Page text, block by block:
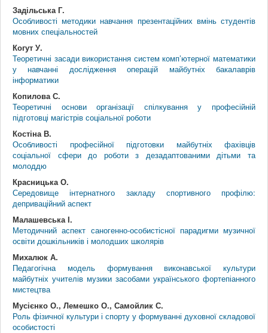
Задільська Г.
Особливості методики навчання презентаційних вмінь студентів
мовних спеціальностей
Когут У.
Теоретичні засади використання систем комп’ютерної математики
у навчанні дослідження операцій майбутніх бакалаврів
інформатики
Копилова С.
Теоретичні основи організації спілкування у професійній
підготовці магістрів соціальної роботи
Костіна В.
Особливості професійної підготовки майбутніх фахівців
соціальної сфери до роботи з дезадаптованими дітьми та
молоддю
Красницька О.
Середовище інтернатного закладу спортивного профілю:
деприваційний аспект
Малашевська І.
Методичний аспект саногенно-особистісної парадигми музичної
освіти дошкільників і молодших школярів
Михалюк А.
Педагогічна модель формування виконавської культури
майбутніх учителів музики засобами українського фортепіанного
мистецтва
Мусієнко О., Лемешко О., Самойлик С.
Роль фізичної культури і спорту у формуванні духовної складової
особистості